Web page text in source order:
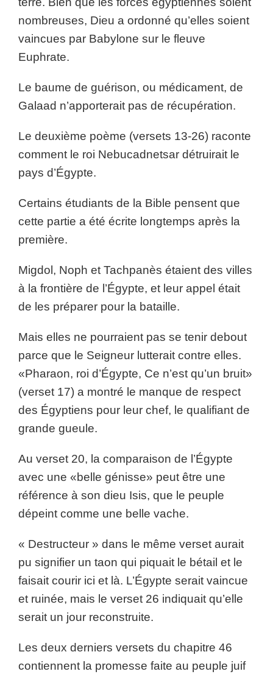
nombreuses, Dieu a ordonné qu’elles soient
vaincues par Babylone sur le fleuve
Euphrate.
Le baume de guérison, ou médicament, de
Galaad n’apporterait pas de récupération.
Le deuxième poème (versets 13-26) raconte
comment le roi Nebucadnetsar détruirait le
pays d’Égypte.
Certains étudiants de la Bible pensent que
cette partie a été écrite longtemps après la
première.
Migdol, Noph et Tachpanès étaient des villes
à la frontière de l’Égypte, et leur appel était
de les préparer pour la bataille.
Mais elles ne pourraient pas se tenir debout
parce que le Seigneur lutterait contre elles.
«Pharaon, roi d’Égypte, Ce n’est qu’un bruit»
(verset 17) a montré le manque de respect
des Égyptiens pour leur chef, le qualifiant de
grande gueule.
Au verset 20, la comparaison de l’Égypte
avec une «belle génisse» peut être une
référence à son dieu Isis, que le peuple
dépeint comme une belle vache.
« Destructeur » dans le même verset aurait
pu signifier un taon qui piquait le bétail et le
faisait courir ici et là. L’Égypte serait vaincue
et ruinée, mais le verset 26 indiquait qu’elle
serait un jour reconstruite.
Les deux derniers versets du chapitre 46
contiennent la promesse faite au peuple juif